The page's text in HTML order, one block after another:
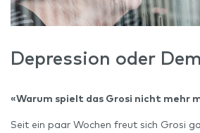
Depression oder
«Warum spielt das Grosi nicht mehr
Seit ein paar Wochen freut sich Grosi